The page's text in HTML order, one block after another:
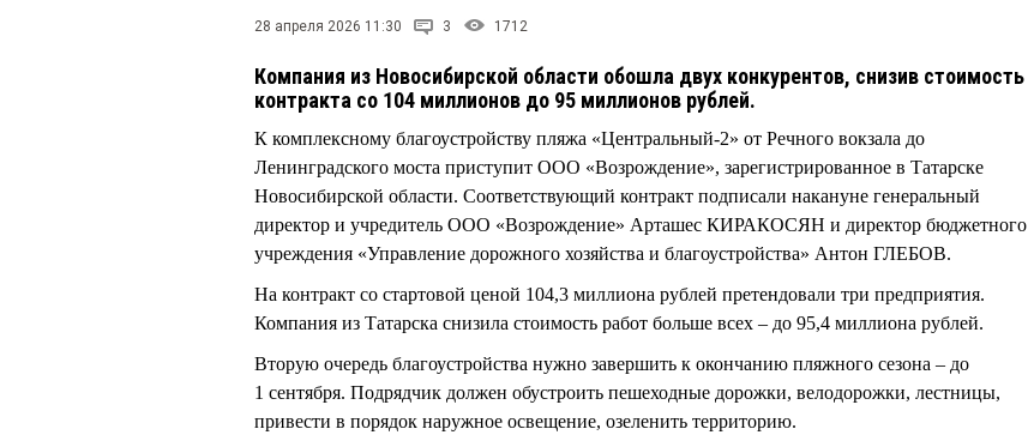
28 апреля 2026 11:30 3 1712
Компания из Новосибирской области обошла двух конкурентов, снизив стоимость
контракта со 104 миллионов до 95 миллионов рублей.
К комплексному благоустройству пляжа «Центральный-2» от Речного вокзала до
Ленинградского моста приступит ООО «Возрождение», зарегистрированное в Татарске
Новосибирской области. Соответствующий контракт подписали накануне генеральный
директор и учредитель ООО «Возрождение» Арташес КИРАКОСЯН и директор бюджетного
учреждения «Управление дорожного хозяйства и благоустройства» Антон ГЛЕБОВ.
На контракт со стартовой ценой 104,3 миллиона рублей претендовали три предприятия.
Компания из Татарска снизила стоимость работ больше всех – до 95,4 миллиона рублей.
Вторую очередь благоустройства нужно завершить к окончанию пляжного сезона – до
1 сентября. Подрядчик должен обустроить пешеходные дорожки, велодорожки, лестницы,
привести в порядок наружное освещение, озеленить территорию.